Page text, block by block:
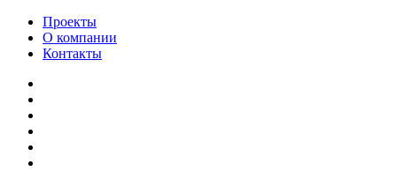
Проекты
О компании
Контакты